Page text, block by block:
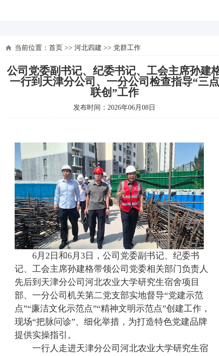
当前位置： 首页 >> 河北四建 >> 党群工作
公司党委副书记、纪委书记、工会主席孙建
一行到天津分公司、一分公司检查指导“三点
联创”工作
发布时间：2026年06月08日
6月2日和6月3日，公司党委副书记、纪委书
记、工会主席孙建格带领公司党委相关部门负责人
先后到天津分公司河北农业大学研究生宿舍项目
部、一分公司机关第二党支部实地督导“党建示范
点”“廉洁文化示范点”“精神文明示范点”创建工作，
现场“把脉问诊”、细化举措，为打造特色党建品牌
提供实操指引。
一行人走进天津分公司河北农业大学研究生宿